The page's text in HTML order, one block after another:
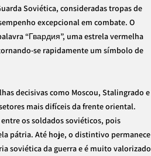
Soviética, consideradas tropas de
excepcional em combate. O
“Гвардия”, uma estrela vermelha
se rapidamente um símbolo de
decisivas como Moscou, Stalingrado e
mais difíceis da frente oriental.
os soldados soviéticos, pois
pátria. Até hoje, o distintivo permanece
soviética da guerra e é muito valorizado